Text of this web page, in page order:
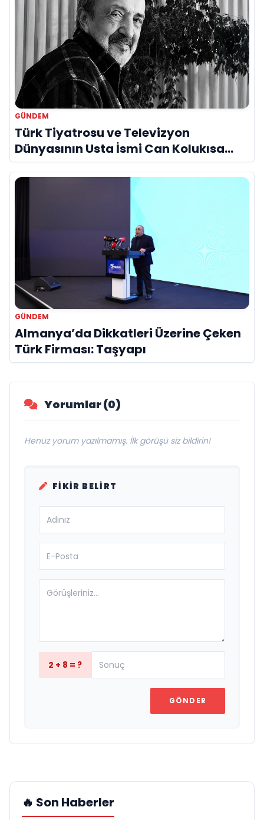
GÜNDEM
Türk Tiyatrosu ve Televizyon
Dünyasının Usta İsmi Can Kolukısa
Hayatını Kaybetti
GÜNDEM
Almanya’da Dikkatleri Üzerine Çeken
Türk Firması: Taşyapı
Yorumlar (0)
Henüz yorum yazılmamış. İlk görüşü siz bildirin!
FIKIR BELIRT
2 + 8 = ?
GÖNDER
🔥 Son Haberler